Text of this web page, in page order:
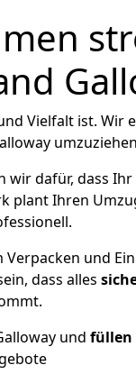
Vielfalt ist. Wir
dafür, dass
plant Ihren
Verpacken und
dass alles
und füllen